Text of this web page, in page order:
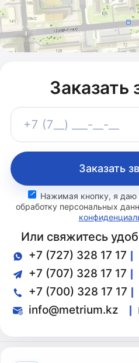
Заказать
+7 (7__) ___-__-__
Заказать
Нажимая кнопку, я даю
обработку персональных
Или свяжитесь
+7 (727) 328 17 17
+7 (707) 328 17 17
+7 (700) 328 17 17
info@metrium.kz